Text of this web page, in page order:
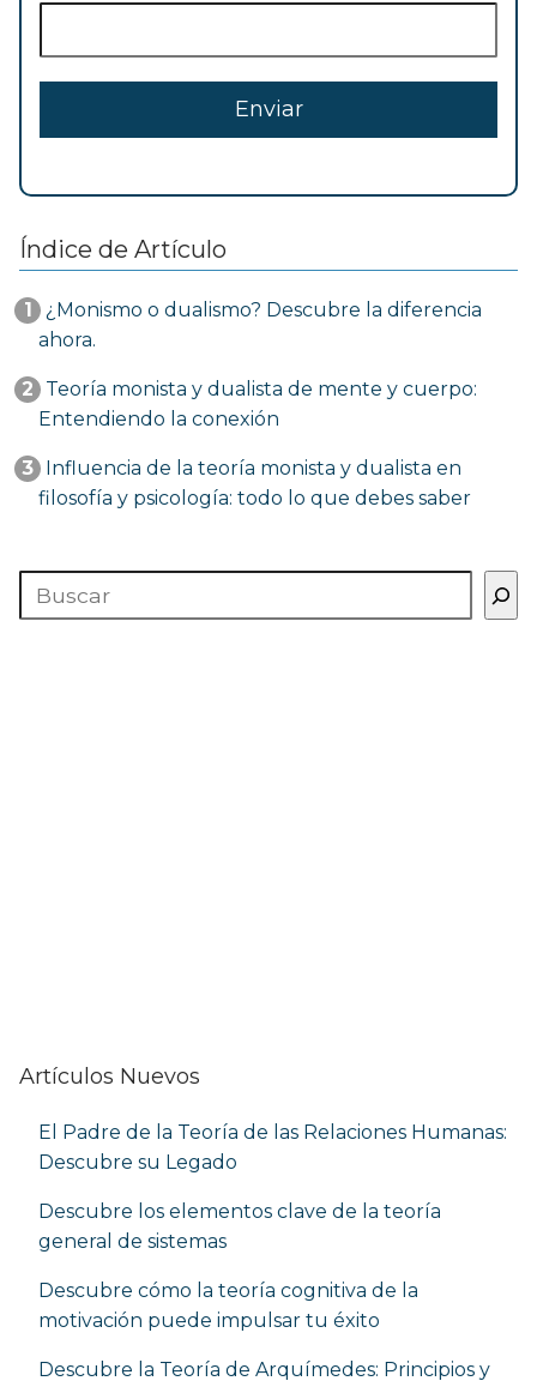
Índice de Artículo
1
¿Monismo o dualismo? Descubre la diferencia
ahora.
2
Teoría monista y dualista de mente y cuerpo:
Entendiendo la conexión
3
Influencia de la teoría monista y dualista en
filosofía y psicología: todo lo que debes saber
Artículos Nuevos
El Padre de la Teoría de las Relaciones Humanas:
Descubre su Legado
Descubre los elementos clave de la teoría
general de sistemas
Descubre cómo la teoría cognitiva de la
motivación puede impulsar tu éxito
Descubre la Teoría de Arquímedes: Principios y